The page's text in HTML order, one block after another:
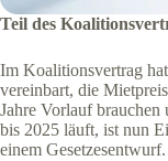
Teil des
Im Koalitionsvertrag
vereinbart, die
Jahre Vorlauf
bis 2025 läuft, ist nun
einem Gesetzesentwurf.